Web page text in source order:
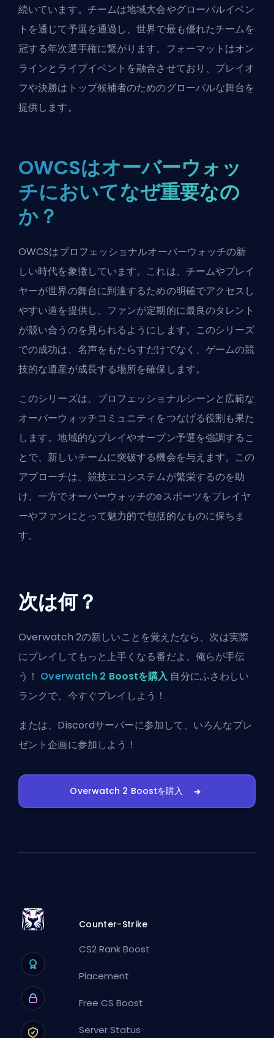
続いています。チームは地域大会やグローバルイベン
トを通じて予選を通過し、世界で最も優れたチームを
冠する年次選手権に繋がります。フォーマットはオン
ラインとライブイベントを融合させており、プレイオ
フや決勝はトップ候補者のためのグローバルな舞台を
提供します。
OWCSはオーバーウォッ
チにおいてなぜ重要なの
か？
OWCSはプロフェッショナルオーバーウォッチの新
しい時代を象徴しています。これは、チームやプレイ
ヤーが世界の舞台に到達するための明確でアクセスし
やすい道を提供し、ファンが定期的に最良のタレント
が競い合うのを見られるようにします。このシリーズ
での成功は、名声をもたらすだけでなく、ゲームの競
技的な遺産が成長する場所を確保します。
このシリーズは、プロフェッショナルシーンと広範な
オーバーウォッチコミュニティをつなげる役割も果た
します。地域的なプレイやオープン予選を強調するこ
とで、新しいチームに突破する機会を与えます。この
アプローチは、競技エコシステムが繁栄するのを助
け、一方でオーバーウォッチのeスポーツをプレイヤ
ーやファンにとって魅力的で包括的なものに保ちま
す。
次は何？
Overwatch 2の新しいことを覚えたなら、次は実際
にプレイしてもっと上手くなる番だよ。俺らが手伝
う！ Overwatch 2 Boostを購入 自分にふさわしい
ランクで、今すぐプレイしよう！
または、 Discordサーバーに参加して、いろんなプレ
ゼント企画に参加しよう！
Overwatch 2 Boostを購入
Counter-Strike
CS2 Rank Boost
Placement
Free CS Boost
Server Status